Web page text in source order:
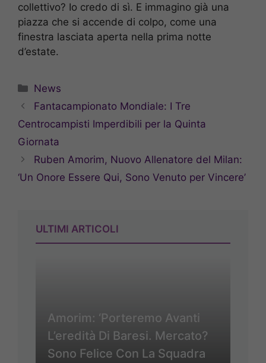
collettivo? Io credo di sì. E immagino già una
piazza che si accende di colpo, come una
finestra lasciata aperta nella prima notte
d’estate.
Categorie
News
Fantacampionato Mondiale: I Tre
Centrocampisti Imperdibili per la Quinta
Giornata
Ruben Amorim, Nuovo Allenatore del Milan:
‘Un Onore Essere Qui, Sono Venuto per Vincere’
ULTIMI ARTICOLI
Amorim: ‘Porteremo Avanti
L’eredità Di Baresi. Mercato?
Sono Felice Con La Squadra